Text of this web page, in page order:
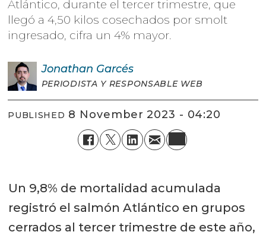
Atlántico, durante el tercer trimestre, que
llegó a 4,50 kilos cosechados por smolt
ingresado, cifra un 4% mayor.
Jonathan Garcés
PERIODISTA Y RESPONSABLE WEB
PUBLISHED 8 November 2023 - 04:20
Un 9,8% de mortalidad acumulada
registró el salmón Atlántico en grupos
cerrados al tercer trimestre de este año,